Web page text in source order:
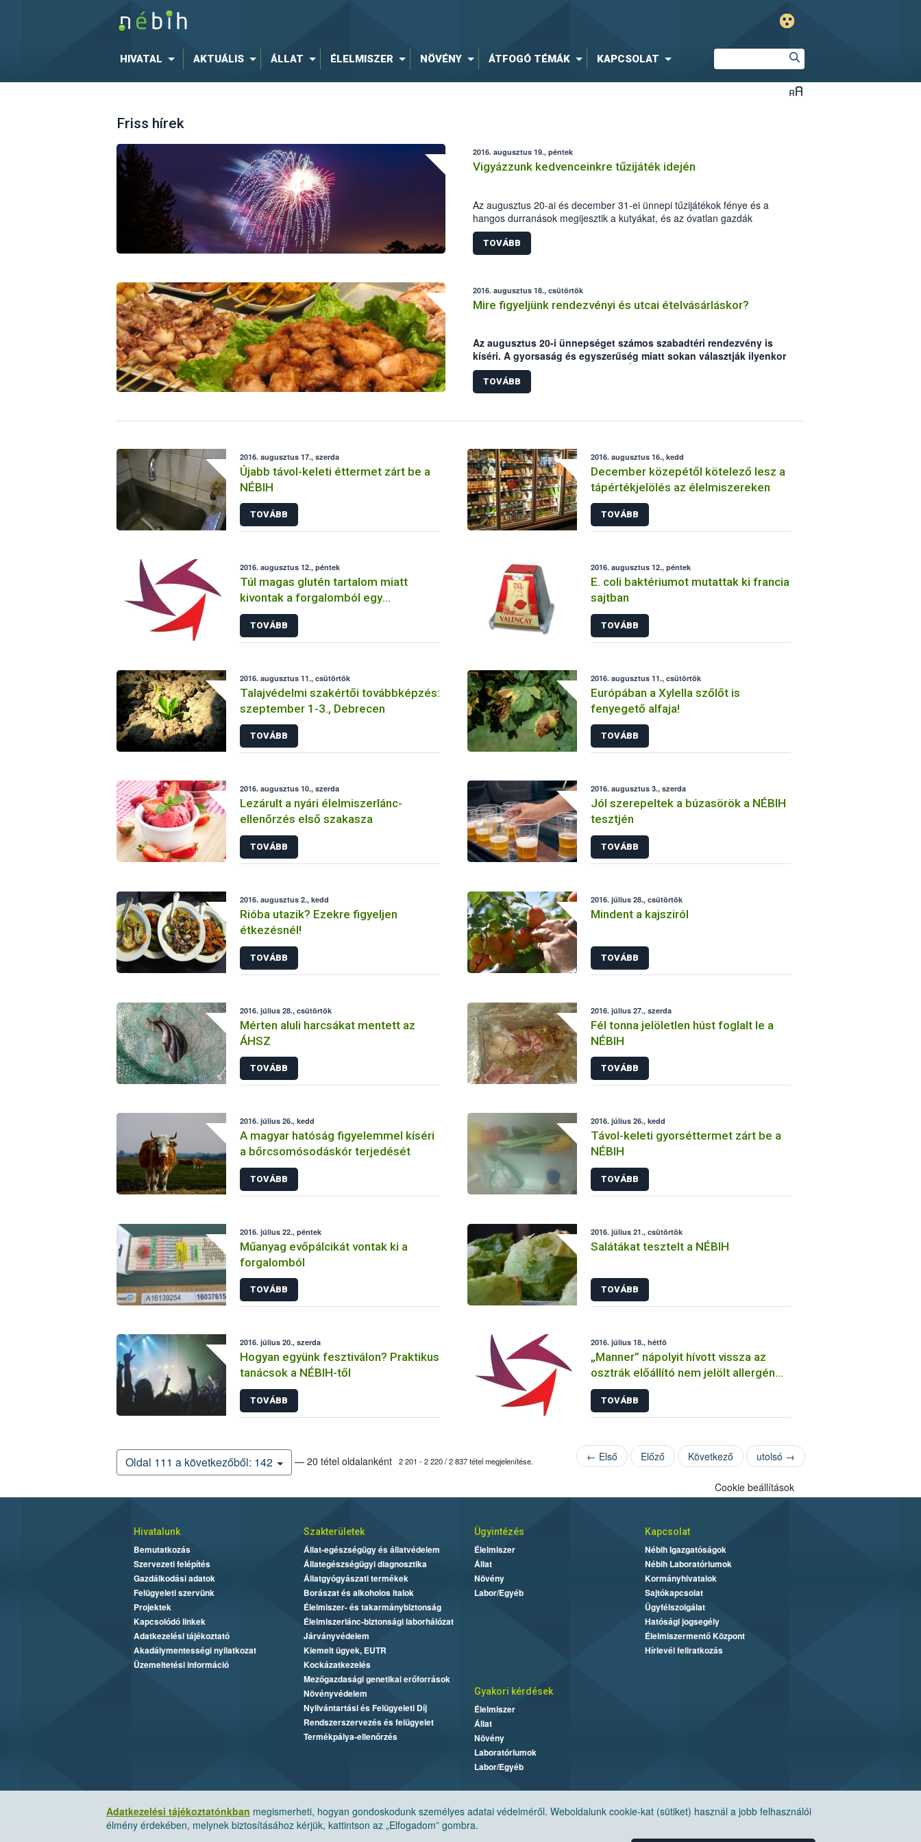
HIVATAL AKTUÁLIS ÁLLAT ÉLELMISZER NÖVÉNY ÁTFOGÓ TÉMÁK KAPCSOLAT
Friss hírek
2016. augusztus 19., péntek
Vigyázzunk kedvenceinkre tűzijáték idején
Az augusztus 20-ai és december 31-ei ünnepi tűzijátékok fénye és a
hangos durranások megijesztik a kutyákat, és az óvatlan gazdák
kedvencei könnyen elszökhetnek félelmükben. Jelentősen
megemelkedik ilyenkor az elveszett kutyájukat kereső gazdák száma.
Mit tehetünk, hogy megelőzzük a bajt és mit tegyünk, ha már
TOVÁBB
2016. augusztus 18., csütörtök
Mire figyeljünk rendezvényi és utcai ételvásárláskor?
Az augusztus 20-i ünnepséget számos szabadtéri rendezvény is
kíséri. A gyorsaság és egyszerűség miatt sokan választják ilyenkor
az utcai ételárusok kínálatát. A NÉBIH összegyűjtötte, hogy mire
figyeljünk, ha gyrososnál, lángossütőnél vagy fagylaltárusnál
vásárolunk.
TOVÁBB
2016. augusztus 17., szerda
Újabb távol-keleti éttermet zárt be a
NÉBIH
TOVÁBB
2016. augusztus 16., kedd
December közepétől kötelező lesz a
tápértékjelölés az élelmiszereken
TOVÁBB
2016. augusztus 12., péntek
Túl magas glutén tartalom miatt
kivontak a forgalomból egy
„gluténmentes” német
gabonamorzsát
TOVÁBB
2016. augusztus 12., péntek
E. coli baktériumot mutattak ki francia
sajtban
TOVÁBB
2016. augusztus 11., csütörtök
Talajvédelmi szakértői továbbképzés:
szeptember 1-3., Debrecen
TOVÁBB
2016. augusztus 11., csütörtök
Európában a Xylella szőlőt is
fenyegető alfaja!
TOVÁBB
2016. augusztus 10., szerda
Lezárult a nyári élelmiszerlánc-
ellenőrzés első szakasza
TOVÁBB
2016. augusztus 3., szerda
Jól szerepeltek a búzasörök a NÉBIH
tesztjén
TOVÁBB
2016. augusztus 2., kedd
Rióba utazik? Ezekre figyeljen
étkezésnél!
TOVÁBB
2016. július 28., csütörtök
Mindent a kajsziról
TOVÁBB
2016. július 28., csütörtök
Mérten aluli harcsákat mentett az
ÁHSZ
TOVÁBB
2016. július 27., szerda
Fél tonna jelöletlen húst foglalt le a
NÉBIH
TOVÁBB
2016. július 26., kedd
A magyar hatóság figyelemmel kíséri
a bőrcsomósodáskór terjedését
TOVÁBB
2016. július 26., kedd
Távol-keleti gyorséttermet zárt be a
NÉBIH
TOVÁBB
2016. július 22., péntek
Műanyag evőpálcikát vontak ki a
forgalomból
TOVÁBB
2016. július 21., csütörtök
Salátákat tesztelt a NÉBIH
TOVÁBB
2016. július 20., szerda
Hogyan együnk fesztiválon? Praktikus
tanácsok a NÉBIH-től
TOVÁBB
2016. július 18., hétfő
„Manner” nápolyit hívott vissza az
osztrák előállító nem jelölt allergén
(szezámmag) miatt
TOVÁBB
Oldal 111 a következőből: 142 — 20 tétel oldalanként 2 201 - 2 220 / 2 837 tétel megjelenítése. ← Első Előző Következő utolsó →
Adatkezelési tájékoztatónkban megismerheti, hogyan gondoskodunk személyes adatai védelméről. Weboldalunk cookie-kat (sütiket) használ a jobb felhasználói
élmény érdekében, melynek biztosításához kérjük, kattintson az „Elfogadom” gombra.
Cookie beállítások
Hivatalunk
Bemutatkozás
Szervezeti felépítés
Gazdálkodási adatok
Felügyeleti szervünk
Projektek
Kapcsolódó linkek
Adatkezelési tájékoztató
Akadálymentességi nyilatkozat
Üzemeltetési információ
Szakterületek
Állat-egészségügy és állatvédelem
Állategészségügyi diagnosztika
Állatgyógyászati termékek
Borászat és alkoholos italok
Élelmiszer- és takarmánybiztonság
Élelmiszerlánc-biztonsági laborhálózat
Járványvédelem
Kiemelt ügyek, EUTR
Kockázatkezelés
Mezőgazdasági genetikai erőforrások
Növényvédelem
Nyilvántartási és Felügyeleti Díj
Rendszerszervezés és felügyelet
Termékpálya-ellenőrzés
Ügyintézés
Élelmiszer
Állat
Növény
Labor/Egyéb
Kapcsolat
Nébih Igazgatóságok
Nébih Laboratóriumok
Kormányhivatalok
Sajtókapcsolat
Ügyfélszolgálat
Hatósági jogsegély
Élelmiszermentő Központ
Hírlevél feliratkozás
Gyakori kérdések
Élelmiszer
Állat
Növény
Laboratóriumok
Labor/Egyéb